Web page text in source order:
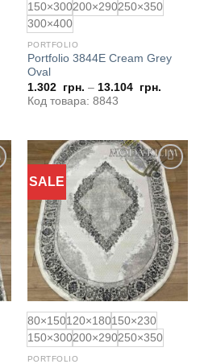
150×300200×290250×350
300×400
PORTFOLIO
Portfolio 3844E Cream Grey
Oval
1.302 грн. – 13.104 грн.
Код товара: 8843
SALE
Додати
до
обраного
80×150120×180150×230
150×300200×290250×350
PORTFOLIO